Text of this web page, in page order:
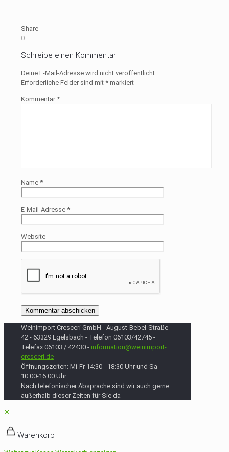
Share
0
Schreibe einen Kommentar
Deine E-Mail-Adresse wird nicht veröffentlicht.
Erforderliche Felder sind mit * markiert
Kommentar *
Name *
E-Mail-Adresse *
Website
Weinimport Cresceri GmbH - August-Bebel-Straße
42 - 63329 Egelsbach - Telefon 06103/42745 -
Telefax 06103 / 42430 - information@weinimport-
cresceri.de
Öffnungszeiten: Mi-Fr 14:30 - 18:30 Uhr und Sa
10:00-16:00 Uhr
Nach telefonischer Absprache sind wir auch gerne
außerhalb dieser Zeiten für Sie da
✕
Warenkorb